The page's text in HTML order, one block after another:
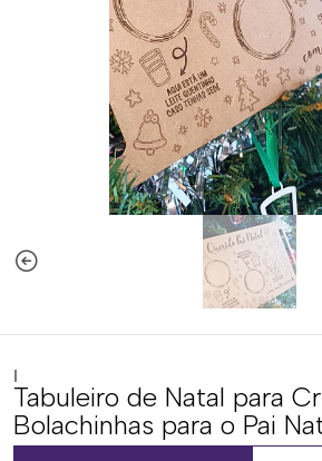
|
Tabuleiro de Natal para
Bolachinhas para o Pai